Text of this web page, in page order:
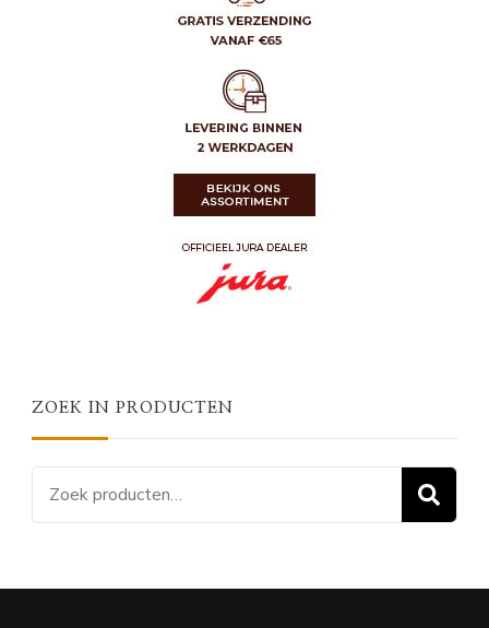
ZOEK IN PRODUCTEN
Zoeken
naar: